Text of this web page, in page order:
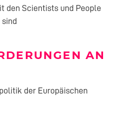
den Scientists und People
AN
der Europäischen